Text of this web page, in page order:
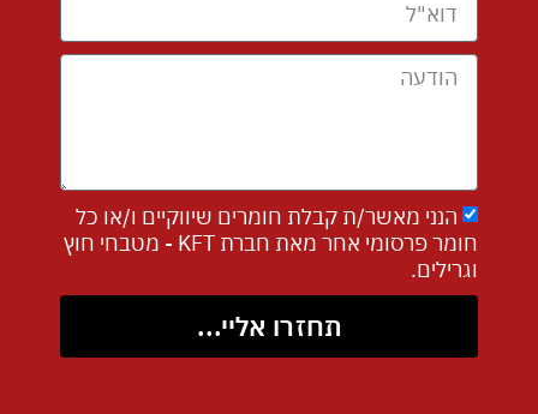
הנני מאשר/ת קבלת חומרים שיווקיים ו/או כל
חומר פרסומי אחר מאת חברת KFT - מטבחי חוץ
וגרילים.
תחזרו אליי...